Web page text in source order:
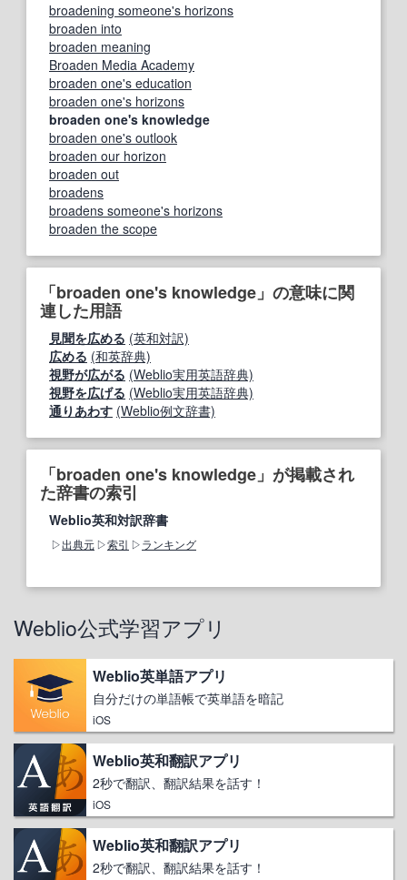
broadening someone's horizons
broaden into
broaden meaning
Broaden Media Academy
broaden one's education
broaden one's horizons
broaden one's knowledge
broaden one's outlook
broaden our horizon
broaden out
broadens
broadens someone's horizons
broaden the scope
「broaden one's knowledge」の意味に関
連した用語
見聞を広める (英和対訳)
広める (和英辞典)
視野が広がる (Weblio実用英語辞典)
視野を広げる (Weblio実用英語辞典)
通りあわす (Weblio例文辞書)
「broaden one's knowledge」が掲載され
た辞書の索引
Weblio英和対訳辞書
出典元 索引 ランキング
Weblio公式学習アプリ
Weblio英単語アプリ
自分だけの単語帳で英単語を暗記
iOS
Weblio英和翻訳アプリ
2秒で翻訳、翻訳結果を話す！
iOS
Weblio英和翻訳アプリ
2秒で翻訳、翻訳結果を話す！